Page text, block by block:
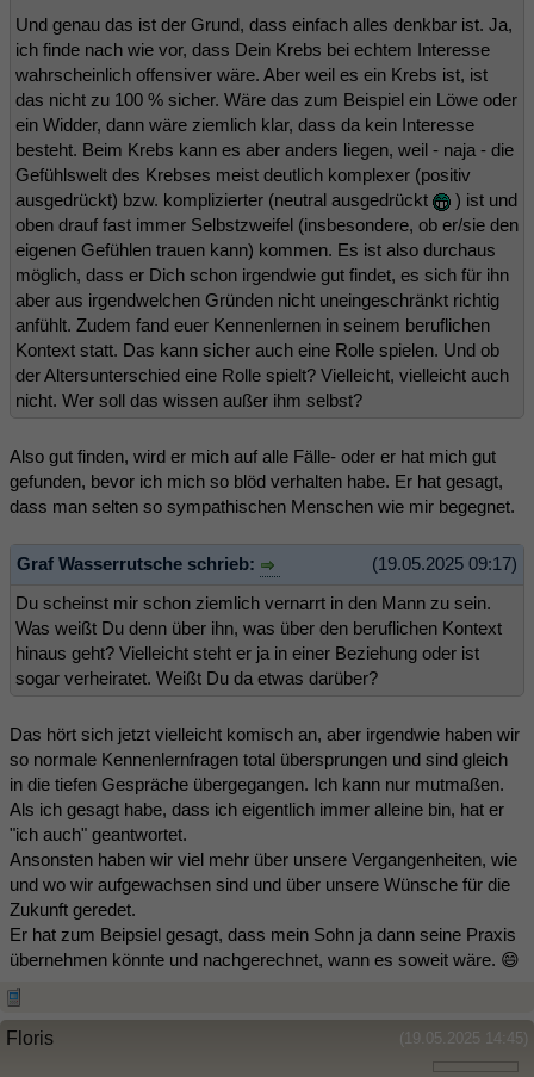
Und genau das ist der Grund, dass einfach alles denkbar ist. Ja,
ich finde nach wie vor, dass Dein Krebs bei echtem Interesse
wahrscheinlich offensiver wäre. Aber weil es ein Krebs ist, ist
das nicht zu 100 % sicher. Wäre das zum Beispiel ein Löwe oder
ein Widder, dann wäre ziemlich klar, dass da kein Interesse
besteht. Beim Krebs kann es aber anders liegen, weil - naja - die
Gefühlswelt des Krebses meist deutlich komplexer (positiv
ausgedrückt) bzw. komplizierter (neutral ausgedrückt
) ist und
oben drauf fast immer Selbstzweifel (insbesondere, ob er/sie den
eigenen Gefühlen trauen kann) kommen. Es ist also durchaus
möglich, dass er Dich schon irgendwie gut findet, es sich für ihn
aber aus irgendwelchen Gründen nicht uneingeschränkt richtig
anfühlt. Zudem fand euer Kennenlernen in seinem beruflichen
Kontext statt. Das kann sicher auch eine Rolle spielen. Und ob
der Altersunterschied eine Rolle spielt? Vielleicht, vielleicht auch
nicht. Wer soll das wissen außer ihm selbst?
Also gut finden, wird er mich auf alle Fälle- oder er hat mich gut
gefunden, bevor ich mich so blöd verhalten habe. Er hat gesagt,
dass man selten so sympathischen Menschen wie mir begegnet.
(19.05.2025 09:17)
Graf Wasserrutsche schrieb:
Du scheinst mir schon ziemlich vernarrt in den Mann zu sein.
Was weißt Du denn über ihn, was über den beruflichen Kontext
hinaus geht? Vielleicht steht er ja in einer Beziehung oder ist
sogar verheiratet. Weißt Du da etwas darüber?
Das hört sich jetzt vielleicht komisch an, aber irgendwie haben wir
so normale Kennenlernfragen total übersprungen und sind gleich
in die tiefen Gespräche übergegangen. Ich kann nur mutmaßen.
Als ich gesagt habe, dass ich eigentlich immer alleine bin, hat er
"ich auch" geantwortet.
Ansonsten haben wir viel mehr über unsere Vergangenheiten, wie
und wo wir aufgewachsen sind und über unsere Wünsche für die
Zukunft geredet.
Er hat zum Beipsiel gesagt, dass mein Sohn ja dann seine Praxis
übernehmen könnte und nachgerechnet, wann es soweit wäre. 😄
(19.05.2025 14:45)
Floris